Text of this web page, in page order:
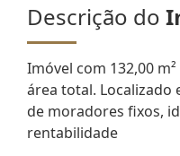
Descrição do
Imóvel com 132,00
área total. Localizado
de moradores fixos,
rentabilidade